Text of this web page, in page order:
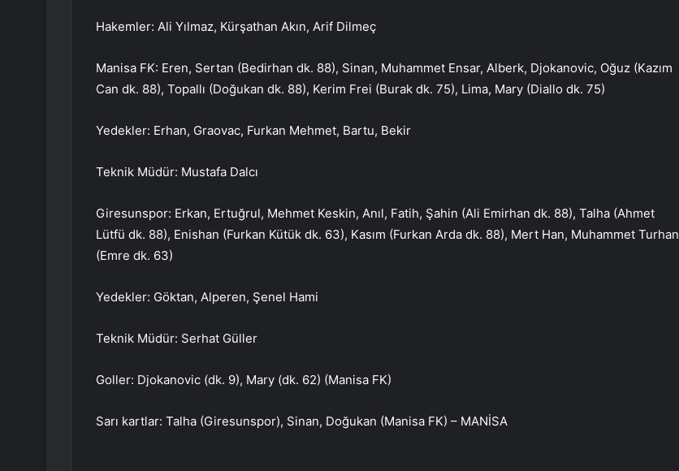
Hakemler: Ali Yılmaz, Kürşathan Akın, Arif Dilmeç
Manisa FK: Eren, Sertan (Bedirhan dk. 88), Sinan, Muhammet Ensar, Alberk, Djokanovic, Oğuz (Kazım
Can dk. 88), Topallı (Doğukan dk. 88), Kerim Frei (Burak dk. 75), Lima, Mary (Diallo dk. 75)
Yedekler: Erhan, Graovac, Furkan Mehmet, Bartu, Bekir
Teknik Müdür: Mustafa Dalcı
Giresunspor: Erkan, Ertuğrul, Mehmet Keskin, Anıl, Fatih, Şahin (Ali Emirhan dk. 88), Talha (Ahmet
Lütfü dk. 88), Enishan (Furkan Kütük dk. 63), Kasım (Furkan Arda dk. 88), Mert Han, Muhammet Turhan
(Emre dk. 63)
Yedekler: Göktan, Alperen, Şenel Hami
Teknik Müdür: Serhat Güller
Goller: Djokanovic (dk. 9), Mary (dk. 62) (Manisa FK)
Sarı kartlar: Talha (Giresunspor), Sinan, Doğukan (Manisa FK) – MANİSA